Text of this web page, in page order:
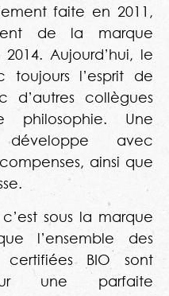
faite en 2011,
de la marque
Aujourd’hui, le
toujours l’esprit de
collègues
philosophie. Une
développe avec
ainsi que
sous la marque
l’ensemble des
certifiées BIO sont
une parfaite